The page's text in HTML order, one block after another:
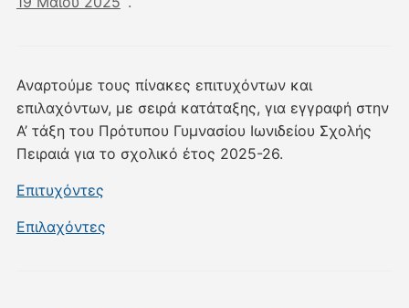
Αναρτούμε τους πίνακες επιτυχόντων και
επιλαχόντων, με σειρά κατάταξης, για εγγραφή στην
Α’ τάξη του Πρότυπου Γυμνασίου Ιωνιδείου Σχολής
Πειραιά για το σχολικό έτος 2025-26.
Επιτυχόντες
Επιλαχόντες